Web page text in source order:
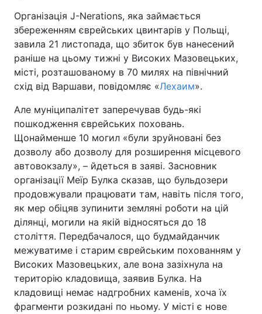
Дніпро Харків
Одеса
Спорт Наука
Техно і зв'язок Лайт
Зброя Інциденти
Здоров'я
Цікавинки Погода
Відео з Youtube Статті
Інтерв'ю Думки
Архів Вакансії
Організація J-Nerations, яка займається
збереженням єврейських цвинтарів у Польщі,
завила 21 листопада, що збиток був нанесений
раніше на цьому тижні у Високих Мазовецьких,
місті, розташованому в 70 милях на північний
схід від Варшави, повідомляє «Лехаим».
Але муніципалітет заперечував будь-які
пошкодження єврейських поховань.
Щонайменше 10 могил «були зруйновані без
дозволу або дозволу для розширення місцевого
автовокзалу», – йдеться в заяві. Засновник
організації Меїр Булка сказав, що бульдозери
продовжували працювати там, навіть після того,
як мер обіцяв зупинити земляні роботи на цій
ділянці, могили на якій відносяться до 18
століття. Передбачалося, що будмайданчик
межуватиме і старим єврейським похованням у
Високих Мазовецьких, але вона зазіхнула на
територію кладовища, заявив Булка. На
кладовищі немає надгробних каменів, хоча їх
фрагменти розкидані по ньому. У місті є нове